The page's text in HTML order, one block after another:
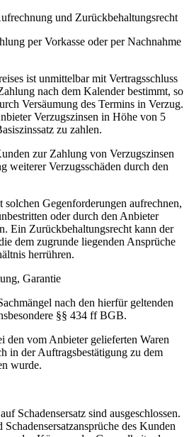
und Zurückbehaltungsrecht
per Vorkasse oder per Nachnahme
ist unmittelbar mit Vertragsschluss
nach dem Kalender bestimmt, so
Versäumung des Termins in Verzug.
Verzugszinsen in Höhe von 5
zu zahlen.
zur Zahlung von Verzugszinsen
weiterer Verzugsschäden durch den
Gegenforderungen aufrechnen,
oder durch den Anbieter
Ein Zurückbehaltungsrecht kann der
dem zugrunde liegenden Ansprüche
herrühren.
Garantie
nach den hierfür geltenden
§§ 434 ff BGB.
den vom Anbieter gelieferten Waren
in der Auftragsbestätigung zu dem
wurde.
Schadensersatz sind ausgeschlossen.
des Kunden